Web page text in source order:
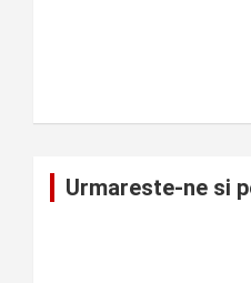
Urmareste-ne si